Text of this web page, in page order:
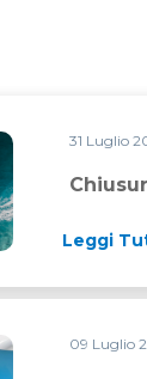
31 Luglio
Leggi
SPORT E
09 Luglio